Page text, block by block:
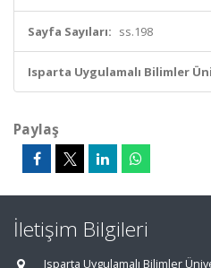
Sayfa Sayıları: ss.198
Isparta Uygulamalı Bilimler
Paylaş
İletişim Bilgileri
Isparta Uygulamalı Bilimler